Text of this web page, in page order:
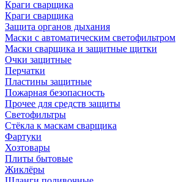
Краги сварщика
Краги сварщика
Защита органов дыхания
Маски с автоматическим светофильтром
Маски сварщика и защитные щитки
Очки защитные
Перчатки
Пластины защитные
Пожарная безопасность
Прочее для средств защиты
Светофильтры
Стёкла к маскам сварщика
Фартуки
Хозтовары
Плиты бытовые
Жиклёры